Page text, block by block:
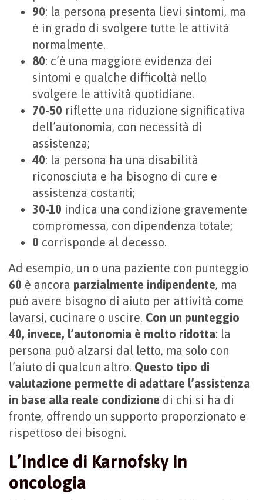
90: la persona presenta lievi sintomi, ma
è in grado di svolgere tutte le attività
normalmente.
80: c’è una maggiore evidenza dei
sintomi e qualche difficoltà nello
svolgere le attività quotidiane.
70-50 riflette una riduzione significativa
dell’autonomia, con necessità di
assistenza;
40: la persona ha una disabilità
riconosciuta e ha bisogno di cure e
assistenza costanti;
30-10 indica una condizione gravemente
compromessa, con dipendenza totale;
0 corrisponde al decesso.
Ad esempio, un o una paziente con punteggio
60 è ancora parzialmente indipendente, ma
può avere bisogno di aiuto per attività come
lavarsi, cucinare o uscire. Con un punteggio
40, invece, l’autonomia è molto ridotta: la
persona può alzarsi dal letto, ma solo con
l’aiuto di qualcun altro. Questo tipo di
valutazione permette di adattare l’assistenza
in base alla reale condizione di chi si ha di
fronte, offrendo un supporto proporzionato e
rispettoso dei bisogni.
L’indice di Karnofsky in
oncologia